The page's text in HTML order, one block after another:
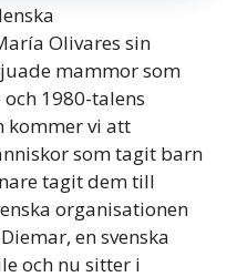
Olivares sin
mammor som
1980-talens
kommer vi att
som tagit barn
tagit dem till
organisationen
en svenska
och nu sitter i